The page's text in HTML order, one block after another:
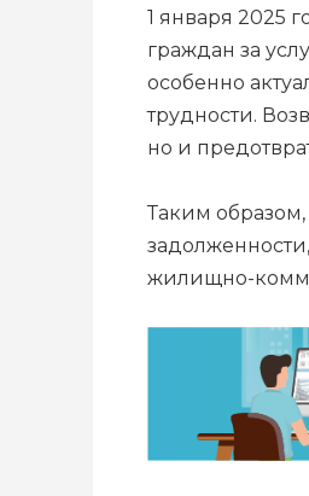
1 января 2025
граждан за
особенно
трудности.
но и
Таким
жилищно-